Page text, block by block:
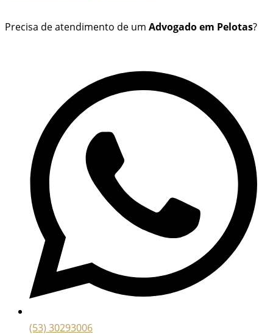
Precisa de atendimento de um Advogado em Pelotas?
(53) 30293006